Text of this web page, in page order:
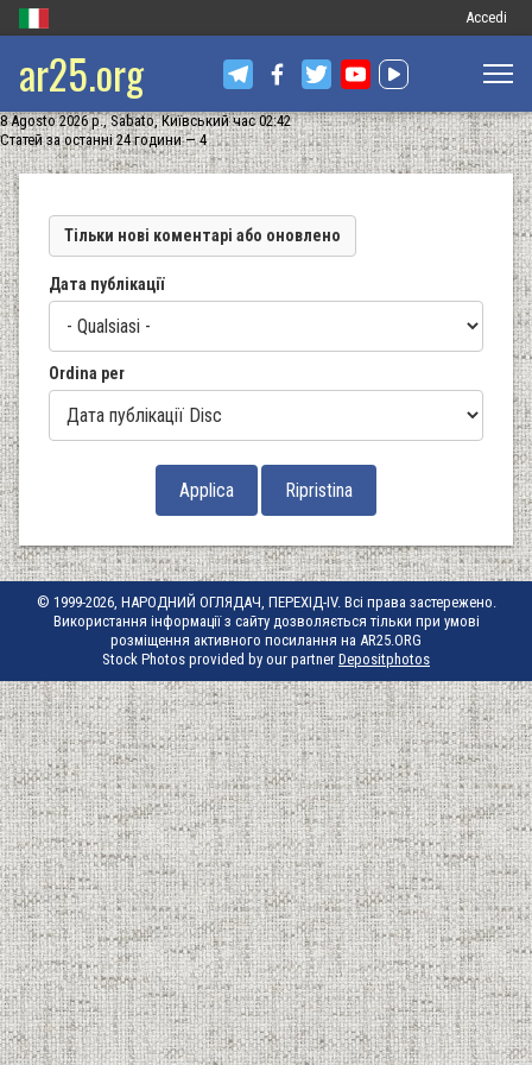
Меню
запису
Accedi
ar25.org
8 Agosto 2026 р., Sabato, Київський час 02:42
Статей за останні 24 години — 4
Тільки нові коментарі або оновлено
Дата публікації
Ordina per
© 1999-2026, НАРОДНИЙ ОГЛЯДАЧ, ПЕРЕХІД-IV. Всі права застережено.
Використання інформації з сайту дозволяється тільки при умові
розміщення активного посилання на AR25.ORG
Stock Photos provided by our partner Depositphotos